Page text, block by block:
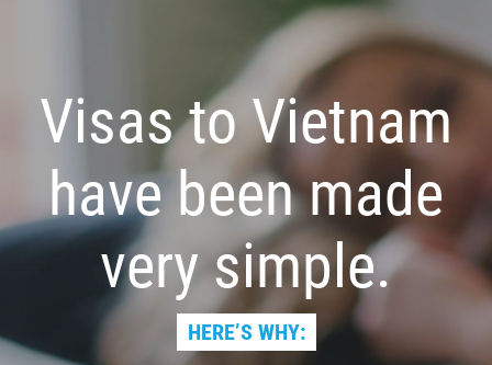
Visas to Vietnam
have been made
very simple.
HERE’S WHY: